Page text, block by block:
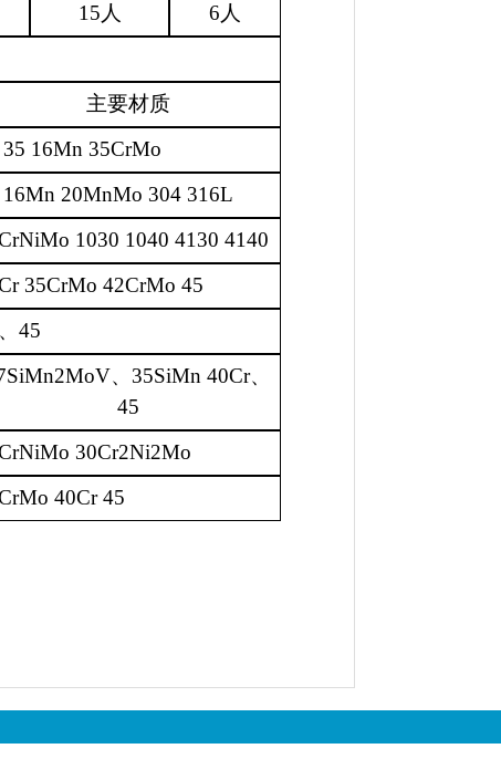
15人 6人
主要材质
16Mn 35CrMo
16Mn 20MnMo 304 316L
1030 1040 4130 4140
35CrMo 42CrMo 45
、45
、 35SiMn 40Cr、
45
30Cr2Ni2Mo
40Cr 45